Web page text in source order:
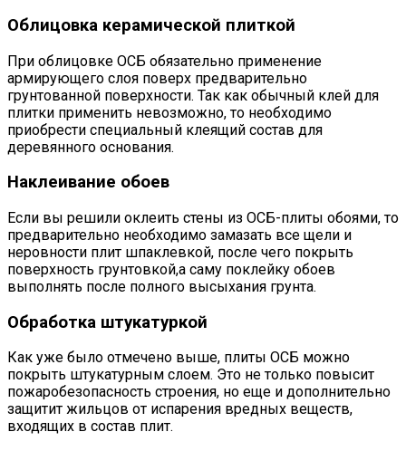
Облицовка керамической плиткой
При облицовке ОСБ обязательно применение
армирующего слоя поверх предварительно
грунтованной поверхности. Так как обычный клей для
плитки применить невозможно, то необходимо
приобрести специальный клеящий состав для
деревянного основания.
Наклеивание обоев
Если вы решили оклеить стены из ОСБ-плиты обоями, то
предварительно необходимо замазать все щели и
неровности плит шпаклевкой, после чего покрыть
поверхность грунтовкой,а саму поклейку обоев
выполнять после полного высыхания грунта.
Обработка штукатуркой
Как уже было отмечено выше, плиты ОСБ можно
покрыть штукатурным слоем. Это не только повысит
пожаробезопасность строения, но еще и дополнительно
защитит жильцов от испарения вредных веществ,
входящих в состав плит.